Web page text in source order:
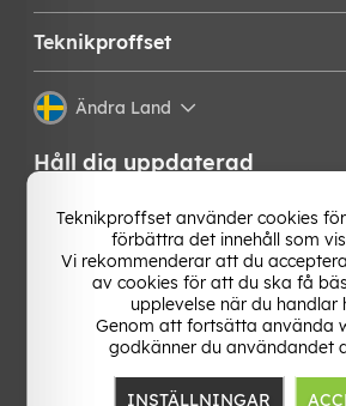
Teknikproffset
Ändra Land
Håll dig uppdaterad
Få de senaste nyheterna, hetaste
bästa tipsen från oss direkt i din
vårt nyhetsbrev!
Teknikproffset använder cookies
förbättra det innehåll som
Vi rekommenderar att du
av cookies för att du ska få
upplevelse när du handlar
Genom att fortsätta använda
godkänner du användandet
INSTÄLLNINGAR